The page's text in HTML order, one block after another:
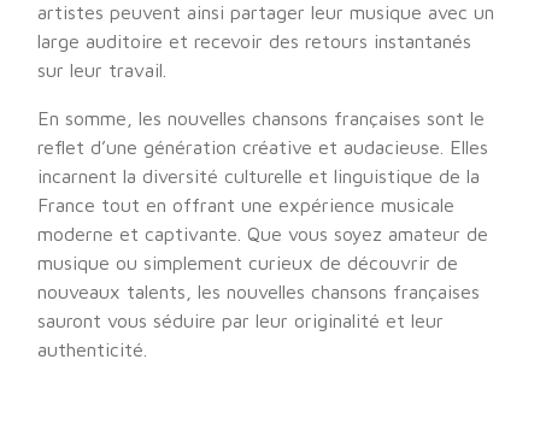
artistes peuvent ainsi partager leur musique avec un
large auditoire et recevoir des retours instantanés
sur leur travail.
En somme, les nouvelles chansons françaises sont le
reflet d’une génération créative et audacieuse. Elles
incarnent la diversité culturelle et linguistique de la
France tout en offrant une expérience musicale
moderne et captivante. Que vous soyez amateur de
musique ou simplement curieux de découvrir de
nouveaux talents, les nouvelles chansons françaises
sauront vous séduire par leur originalité et leur
authenticité.